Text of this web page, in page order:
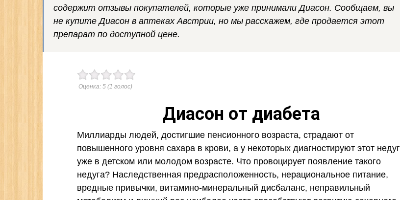
содержит отзывы покупателей, которые уже принимали Диасон. Сообщаем, вы
не купите Диасон в аптеках Австрии, но мы расскажем, где продается этот
препарат по доступной цене.
Оценка: 5 (1 голос)
Диасон от диабета
Миллиарды людей, достигшие пенсионного возраста, страдают от
повышенного уровня сахара в крови, а у некоторых диагностируют этот недуг
уже в детском или молодом возрасте. Что провоцирует появление такого
недуга? Наследственная предрасположенность, нерациональное питание,
вредные привычки, витамино-минеральный дисбаланс, неправильный